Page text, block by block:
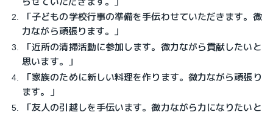
「子どもの学校行事の準備を手伝わせていただきます。微
力ながら頑張ります。」
「近所の清掃活動に参加します。微力ながら貢献したいと
思います。」
「家族のために新しい料理を作ります。微力ながら頑張り
ます。」
「友人の引越しを手伝います。微力ながら力になりたいと